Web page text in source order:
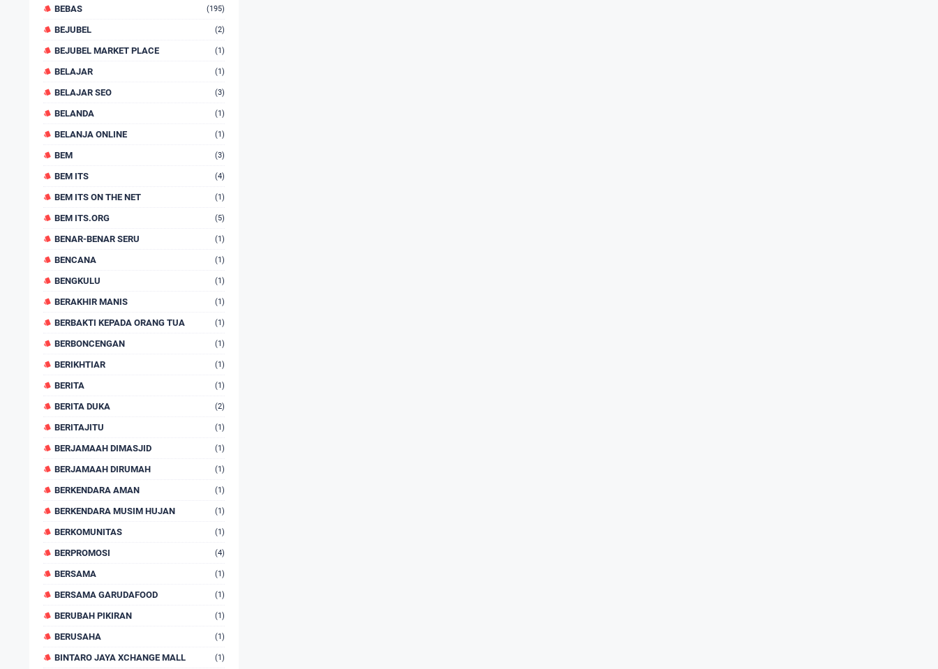
BEBAS (195)
BEJUBEL (2)
BEJUBEL MARKET PLACE (1)
BELAJAR (1)
BELAJAR SEO (3)
BELANDA (1)
BELANJA ONLINE (1)
BEM (3)
BEM ITS (4)
BEM ITS ON THE NET (1)
BEM ITS.ORG (5)
BENAR-BENAR SERU (1)
BENCANA (1)
BENGKULU (1)
BERAKHIR MANIS (1)
BERBAKTI KEPADA ORANG TUA (1)
BERBONCENGAN (1)
BERIKHTIAR (1)
BERITA (1)
BERITA DUKA (2)
BERITAJITU (1)
BERJAMAAH DIMASJID (1)
BERJAMAAH DIRUMAH (1)
BERKENDARA AMAN (1)
BERKENDARA MUSIM HUJAN (1)
BERKOMUNITAS (1)
BERPROMOSI (4)
BERSAMA (1)
BERSAMA GARUDAFOOD (1)
BERUBAH PIKIRAN (1)
BERUSAHA (1)
BINTARO JAYA XCHANGE MALL (1)